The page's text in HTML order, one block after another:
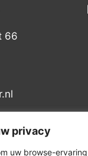
privacy
uw browse-
66